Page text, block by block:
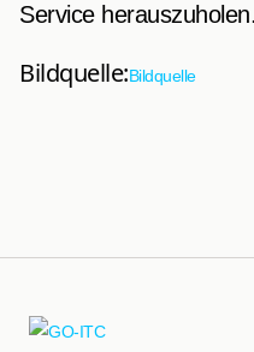
Service herauszuholen.
Bildquelle:Bildquelle